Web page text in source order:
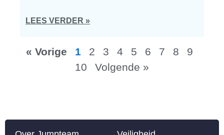
LEES VERDER »
« Vorige 1 2 3 4 5 6 7 8
9
10
Volgende »